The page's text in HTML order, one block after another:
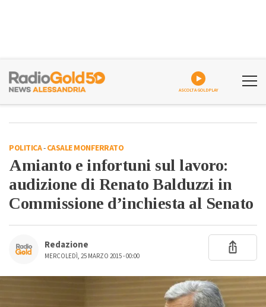
ASCOLTA GOLDPLAY
POLITICA-CASALE MONFERRATO
Amianto e infortuni sul lavoro:
audizione di Renato Balduzzi in
Commissione d’inchiesta al Senato
Redazione
MERCOLEDÌ, 25 MARZO 2015 - 00:00